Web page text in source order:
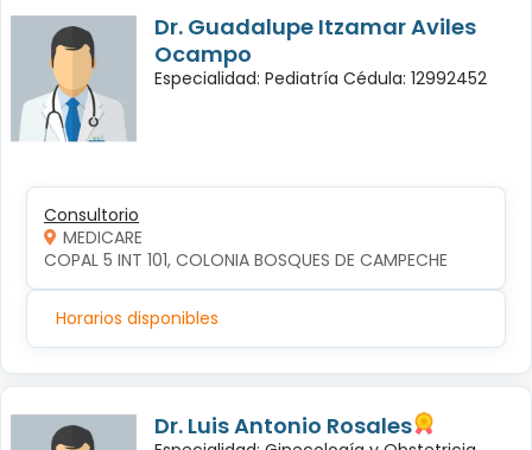
Dr. Guadalupe Itzamar Aviles
Ocampo
Especialidad: Pediatría Cédula: 12992452
Consultorio
MEDICARE
COPAL 5 INT 101, COLONIA BOSQUES DE CAMPECHE
Horarios disponibles
Dr. Luis Antonio Rosales